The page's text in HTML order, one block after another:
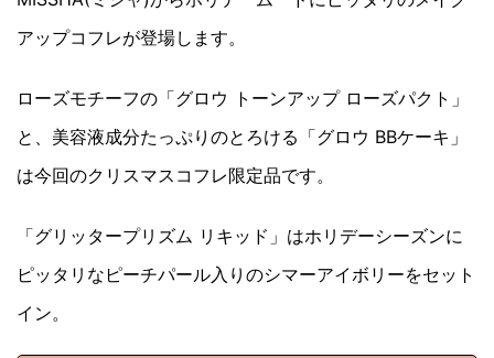
アップコフレが登場します。
ローズモチーフの「グロウ トーンアップ ローズパクト」
と、美容液成分たっぷりのとろける「グロウ BBケーキ」
は今回のクリスマスコフレ限定品です。
「グリッタープリズム リキッド」はホリデーシーズンに
ピッタリなピーチパール入りのシマーアイボリーをセット
イン。